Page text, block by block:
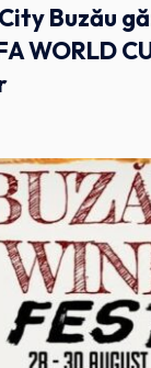
Buzău
WORLD